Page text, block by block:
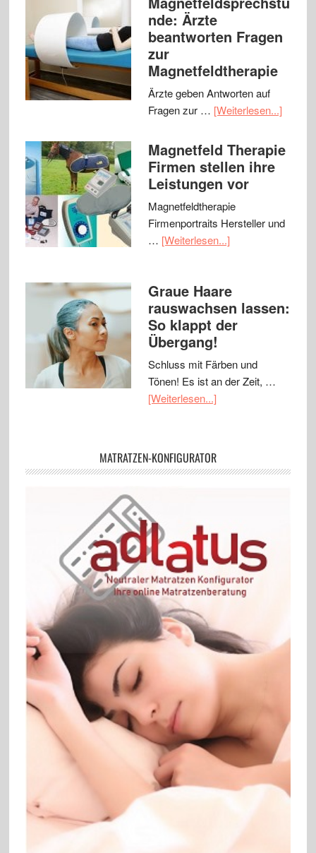
nde: Ärzte
beantworten Fragen
zur
Magnetfeldtherapie
Ärzte geben Antworten auf
Fragen zur … [Weiterlesen...]
Magnetfeld Therapie
Firmen stellen ihre
Leistungen vor
Magnetfeldtherapie
Firmenportraits Hersteller und
… [Weiterlesen...]
Graue Haare
rauswachsen lassen:
So klappt der
Übergang!
Schluss mit Färben und
Tönen! Es ist an der Zeit, …
[Weiterlesen...]
MATRATZEN-KONFIGURATOR